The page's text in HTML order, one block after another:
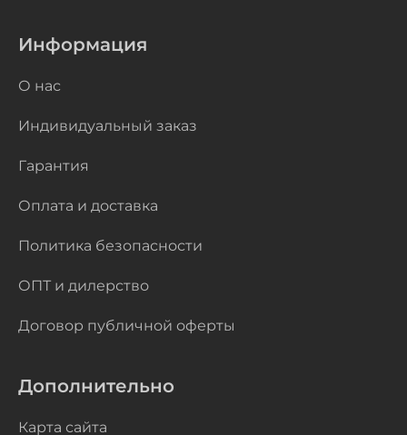
Информация
О нас
Индивидуальный заказ
Гарантия
Оплата и доставка
Политика безопасности
ОПТ и дилерство
Договор публичной оферты
Дополнительно
Карта сайта